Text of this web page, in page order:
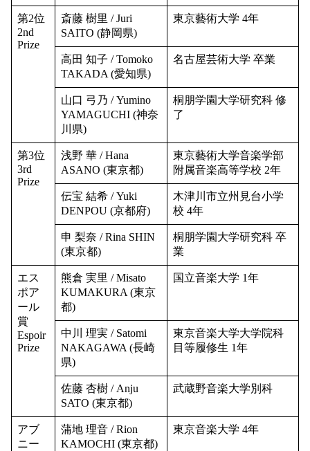
第2位
2nd
Prize
斎藤 樹里 / Juri
SAITO (静岡県)
東京藝術大学 4年
高田 知子 / Tomoko
TAKADA (愛知県)
名古屋芸術大学 卒業
山口 弓乃 / Yumino
YAMAGUCHI (神奈
川県)
桐朋学園大学研究科 修
了
第3位
3rd
Prize
浅野 華 / Hana
ASANO (東京都)
東京藝術大学音楽学部
附属音楽高等学校 2年
伝宝 結希 / Yuki
DENPOU (京都府)
木津川市立州見台小学
校 4年
申 梨奈 / Rina SHIN
(東京都)
桐朋学園大学研究科 卒
業
エス
ポア
ール
賞
Espoir
Prize
熊倉 実里 / Misato
KUMAKURA (東京
都)
国立音楽大学 1年
中川 理実 / Satomi
NAKAGAWA (長崎
県)
東京音楽大学大学院科
目等履修生 1年
佐藤 杏樹 / Anju
SATO (東京都)
武蔵野音楽大学別科
アブ
ニー
蒲地 理音 / Rion
KAMOCHI (東京都)
東京音楽大学 4年